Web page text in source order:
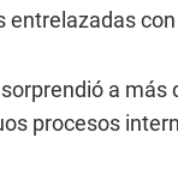
con
a
procesos